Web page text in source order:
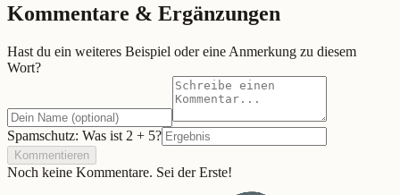
Kommentare & Ergänzungen
Hast du ein weiteres Beispiel oder eine Anmerkung zu diesem
Wort?
Spamschutz: Was ist 2 + 5?
Kommentieren
Noch keine Kommentare. Sei der Erste!